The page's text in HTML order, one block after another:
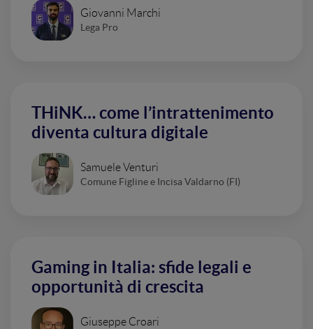
Giovanni Marchi
Lega Pro
THiNK… come l’intrattenimento
diventa cultura digitale
Samuele Venturi
Comune Figline e Incisa Valdarno (FI)
Gaming in Italia: sfide legali e
opportunità di crescita
Giuseppe Croari